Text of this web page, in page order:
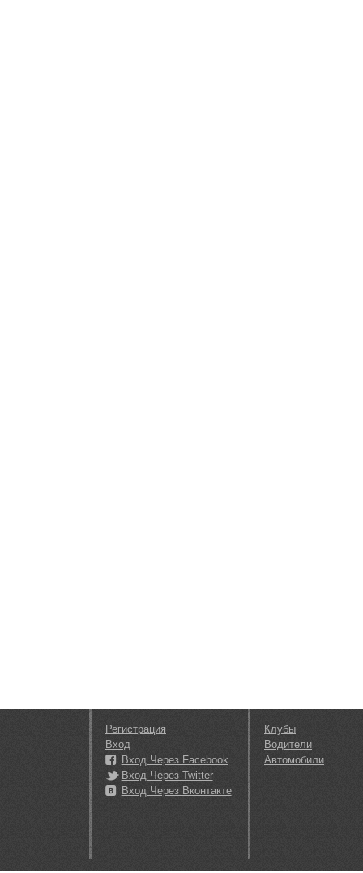
Регистрация
Вход
Вход Через Facebook
Вход Через Twitter
Вход Через Вконтакте
Клубы
Водители
Автомобили